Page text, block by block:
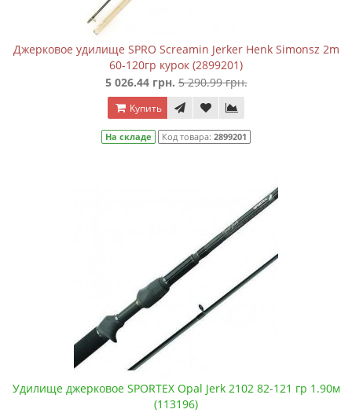
Джерковое удилище SPRO Screamin Jerker Henk Simonsz 2m
60-120гр курок (2899201)
5 026.44 грн. 5 290.99 грн.
Купить
На складе Код товара: 2899201
Удилище джерковое SPORTEX Opal Jerk 2102 82-121 гр 1.90м
(113196)